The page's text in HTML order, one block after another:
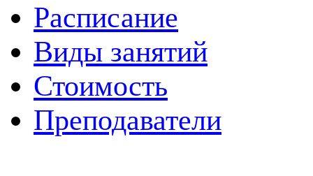
Расписание
Виды занятий
Стоимость
Преподаватели